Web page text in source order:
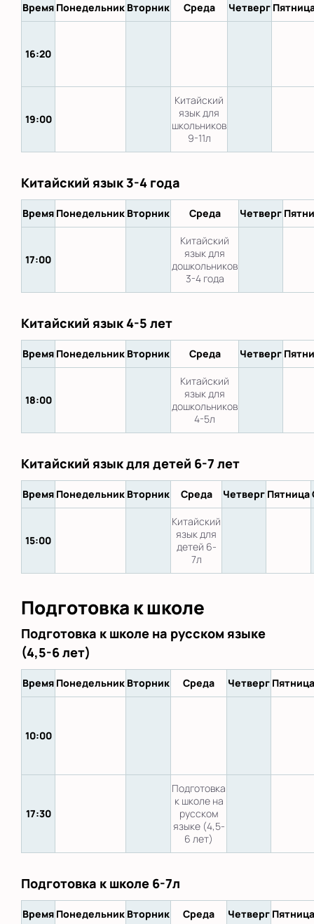
Время Понедельник Вторник Среда Четверг
16:20
19:00
Китайский
язык для
школьников
9-11л
Китайский язык 3-4 года
Время Понедельник Вторник Среда Четверг
17:00
Китайский
язык для
дошкольников
3-4 года
Китайский язык 4-5 лет
Время Понедельник Вторник Среда Четверг
18:00
Китайский
язык для
дошкольников
4-5л
Китайский язык для детей 6-7 лет
Время Понедельник Вторник Среда Четверг Пятница
15:00
Китайский
язык для
детей 6-
7л
Подготовка к школе
Подготовка к школе на русском языке
(4,5-6 лет)
Время Понедельник Вторник Среда Четверг Пятница
10:00
17:30
Подготовка
к школе на
русском
языке (4,5-
6 лет)
Подготовка к школе 6-7л
Время Понедельник Вторник Среда Четверг Пятница